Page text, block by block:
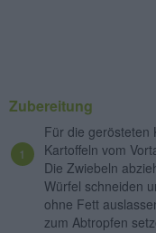
Zubereitung
Für die gerösteten
Kartoffeln vom
Die Zwiebeln
Würfel schneiden
ohne Fett
zum Abtropfen